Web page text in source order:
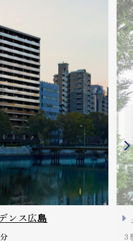
ンス広島
３